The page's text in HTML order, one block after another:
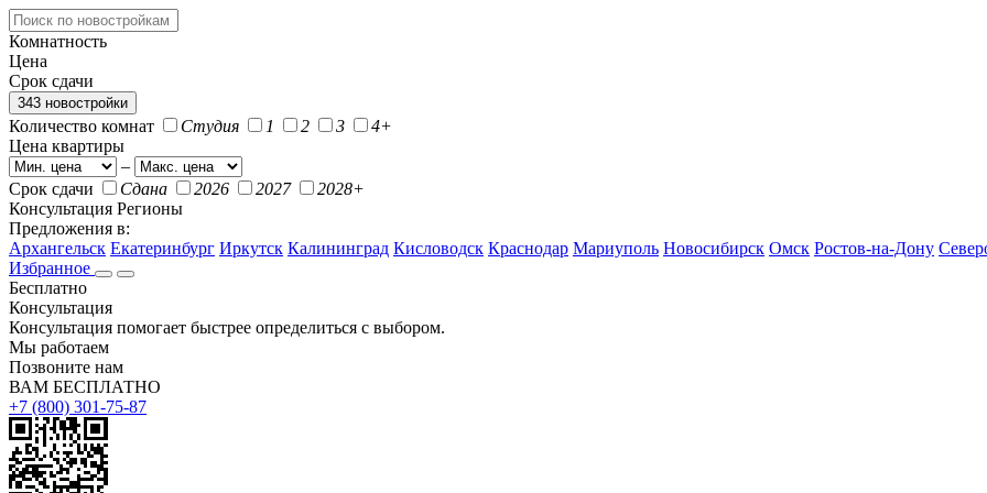
Комнатность
Цена
Срок сдачи
343 новостройки
Количество комнат Студия 1 2 3
4+
Цена квартиры
–
Срок сдачи
Сдана 2026 2027
2028+
Консультация Регионы
Предложения в:
Архангельск Екатеринбург Иркутск Калининград Кисловодск Краснодар Мариуполь Новосибирск Омск Ростов-на-Дону
Избранное
Бесплатно
Консультация
Консультация помогает быстрее определиться с выбором.
Мы работаем
Позвоните нам
ВАМ БЕСПЛАТНО
+7 (800) 301-75-87